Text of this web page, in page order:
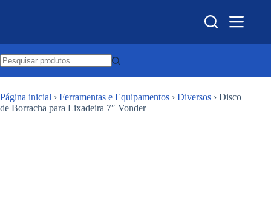
Página inicial › Ferramentas e Equipamentos › Diversos › Disco
de Borracha para Lixadeira 7″ Vonder